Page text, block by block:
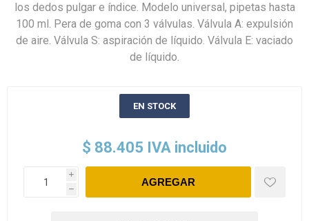
los dedos pulgar e índice. Modelo universal, pipetas hasta
100 ml. Pera de goma con 3 válvulas. Válvula A: expulsión
de aire. Válvula S: aspiración de líquido. Válvula E: vaciado
de líquido.
EN STOCK
$ 88.405 IVA incluido
i
h